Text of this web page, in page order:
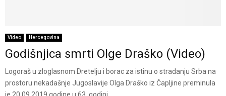
Video Hercegovina
Godišnjica smrti Olge Draško (Video)
Logoraš u zloglasnom Dretelju i borac za istinu o stradanju Srba na
prostoru nekadašnje Jugoslavije Olga Draško iz Čapljine preminula